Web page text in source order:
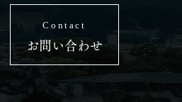
お問い合わせ
Contact